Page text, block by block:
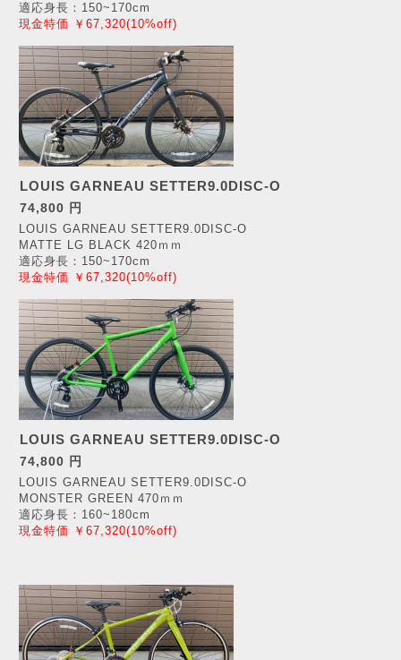
適応身長：150~170cm
現金特価 ￥67,320(10%off)
LOUIS GARNEAU SETTER9.0DISC-O
74,800 円
LOUIS GARNEAU SETTER9.0DISC-O
MATTE LG BLACK 420ｍｍ
適応身長：150~170cm
現金特価 ￥67,320(10%off)
LOUIS GARNEAU SETTER9.0DISC-O
74,800 円
LOUIS GARNEAU SETTER9.0DISC-O
MONSTER GREEN 470ｍｍ
適応身長：160~180cm
現金特価 ￥67,320(10%off)